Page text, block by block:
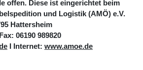
offen. Diese ist eingerichtet beim
und Logistik (AMÖ) e.V.
Hattersheim
06190 989820
I Internet: www.amoe.de